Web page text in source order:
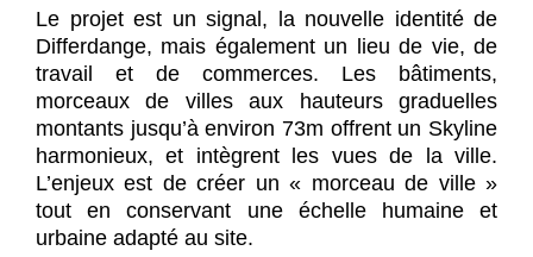
Le projet est un signal, la nouvelle identité de
Differdange, mais également un lieu de vie, de
travail et de commerces. Les bâtiments,
morceaux de villes aux hauteurs graduelles
montants jusqu’à environ 73m offrent un Skyline
harmonieux, et intègrent les vues de la ville.
L’enjeux est de créer un « morceau de ville »
tout en conservant une échelle humaine et
urbaine adapté au site.